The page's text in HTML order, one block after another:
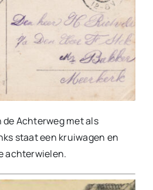
Achterweg met als
staat een kruiwagen en
achterwielen.